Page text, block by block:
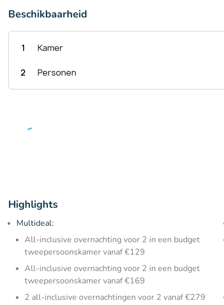
Beschikbaarheid
1 Kamer
2 Personen
Highlights
Multideal:
All-inclusive overnachting voor 2 in een budget
tweepersoonskamer vanaf €129
All-inclusive overnachting voor 2 in een budget
tweepersoonskamer vanaf €169
2 all-inclusive overnachtingen voor 2 vanaf €279